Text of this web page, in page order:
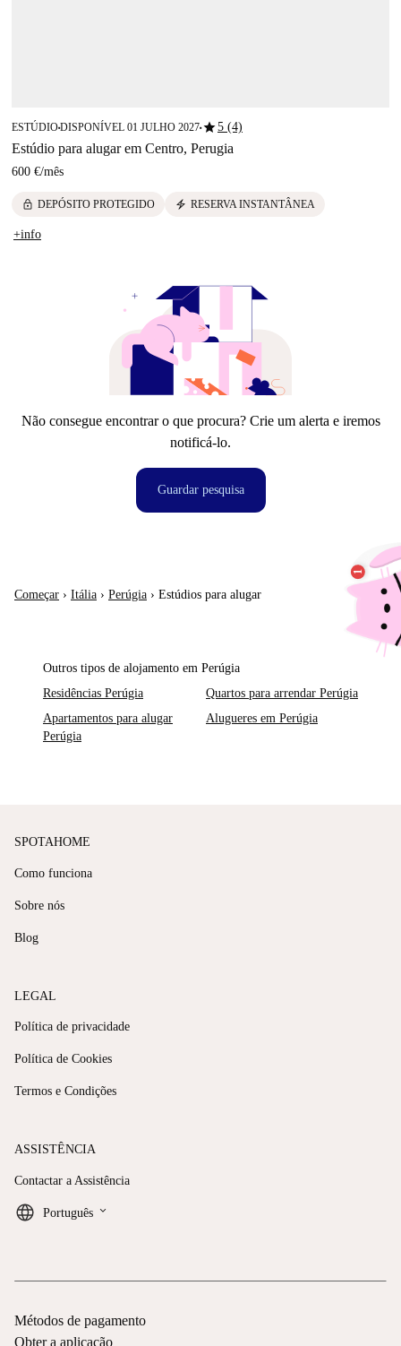
ESTÚDIO■DISPONÍVEL 01 JULHO 2027■star5 (4)
Estúdio para alugar em Centro, Perugia
600 €/mês
lock DEPÓSITO PROTEGIDO electric_bolt RESERVA INSTANTÂNEA
+info
Não consegue encontrar o que procura? Crie um alerta e iremos
notificá-lo.
Guardar pesquisa
Começar › Itália › Perúgia › Estúdios para alugar
Outros tipos de alojamento em Perúgia
Residências Perúgia
Quartos para arrendar Perúgia
Apartamentos para alugar
Perúgia
Alugueres em Perúgia
SPOTAHOME
Como funciona
Sobre nós
Blog
LEGAL
Política de privacidade
Política de Cookies
Termos e Condições
ASSISTÊNCIA
Contactar a Assistência
Português keyboard_arrow_down
Métodos de pagamento
Obter a aplicação